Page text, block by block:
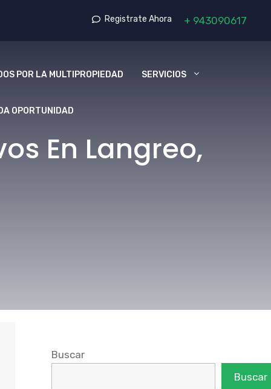
Registrate Ahora + 943090617
POR LA MULTIPROPIEDAD SERVICIOS
OPORTUNIDAD
En Langreo,
Buscar
Buscar